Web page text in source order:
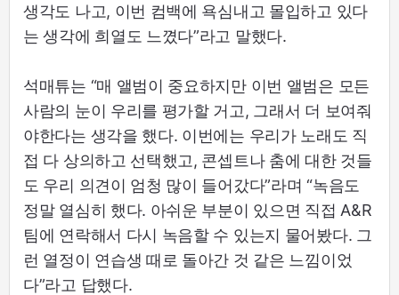
생각도 나고, 이번 컴백에 욕심내고 몰입하고 있다
는 생각에 희열도 느꼈다”라고 말했다.
석매튜는 “매 앨범이 중요하지만 이번 앨범은 모든
사람의 눈이 우리를 평가할 거고, 그래서 더 보여줘
야한다는 생각을 했다. 이번에는 우리가 노래도 직
접 다 상의하고 선택했고, 콘셉트나 춤에 대한 것들
도 우리 의견이 엄청 많이 들어갔다”라며 “녹음도
정말 열심히 했다. 아쉬운 부분이 있으면 직접 A&R
팀에 연락해서 다시 녹음할 수 있는지 물어봤다. 그
런 열정이 연습생 때로 돌아간 것 같은 느낌이었
다”라고 답했다.